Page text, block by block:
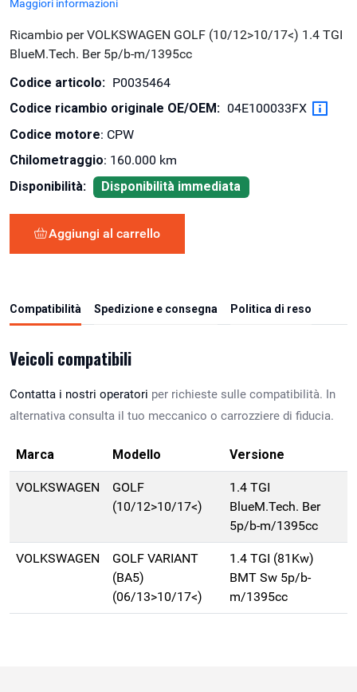
Maggiori informazioni
Ricambio per VOLKSWAGEN GOLF (10/12>10/17<) 1.4 TGI
BlueM.Tech. Ber 5p/b-m/1395cc
Codice articolo: P0035464
Codice ricambio originale OE/OEM: 04E100033FX
Codice motore: CPW
Chilometraggio: 160.000 km
Disponibilità:
Disponibilità immediata
Aggiungi al carrello
Compatibilità Spedizione e consegna Politica di reso
Veicoli compatibili
Contatta i nostri operatori per richieste sulle compatibilità. In
alternativa consulta il tuo meccanico o carrozziere di fiducia.
Marca Modello Versione
VOLKSWAGEN
GOLF
(10/12>10/17<)
1.4 TGI
BlueM.Tech. Ber
5p/b-m/1395cc
VOLKSWAGEN
GOLF VARIANT
(BA5)
(06/13>10/17<)
1.4 TGI (81Kw)
BMT Sw 5p/b-
m/1395cc